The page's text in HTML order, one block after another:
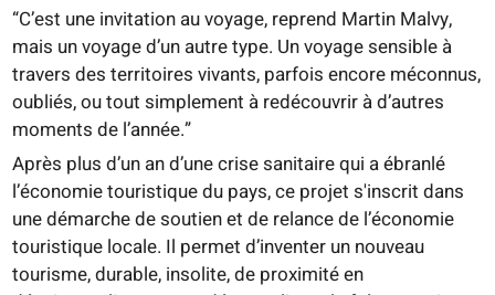
“C’est une invitation au voyage, reprend Martin Malvy,
mais un voyage d’un autre type. Un voyage sensible à
travers des territoires vivants, parfois encore méconnus,
oubliés, ou tout simplement à redécouvrir à d’autres
moments de l’année.”
Après plus d’un an d’une crise sanitaire qui a ébranlé
l’économie touristique du pays, ce projet s'inscrit dans
une démarche de soutien et de relance de l’économie
touristique locale. Il permet d’inventer un nouveau
tourisme, durable, insolite, de proximité en